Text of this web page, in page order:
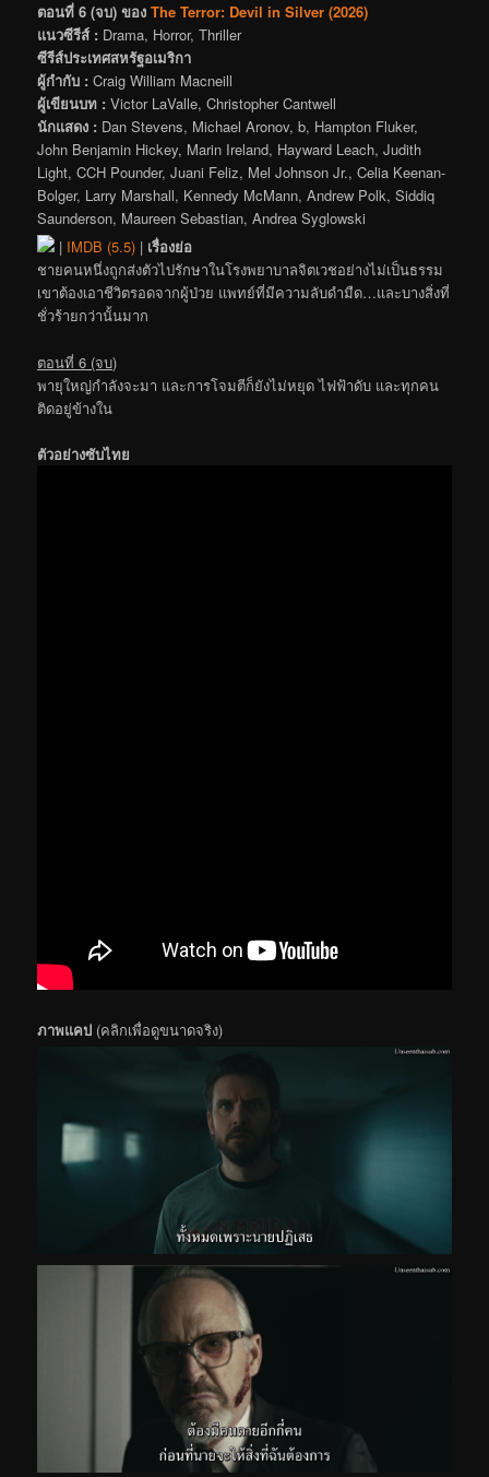
ตอนที่ 6 (จบ) ของ The Terror: Devil in Silver (2026)
แนวซีรีส์ : Drama, Horror, Thriller
ซีรีส์ประเทศสหรัฐอเมริกา
ผู้กำกับ : Craig William Macneill
ผู้เขียนบท : Victor LaValle, Christopher Cantwell
นักแสดง : Dan Stevens, Michael Aronov, b, Hampton Fluker,
John Benjamin Hickey, Marin Ireland, Hayward Leach, Judith
Light, CCH Pounder, Juani Feliz, Mel Johnson Jr., Celia Keenan-
Bolger, Larry Marshall, Kennedy McMann, Andrew Polk, Siddiq
Saunderson, Maureen Sebastian, Andrea Syglowski
| IMDB (5.5) | เรื่องย่อ
ชายคนหนึ่งถูกส่งตัวไปรักษาในโรงพยาบาลจิตเวชอย่างไม่เป็นธรรม
เขาต้องเอาชีวิตรอดจากผู้ป่วย แพทย์ที่มีความลับดำมืด…และบางสิ่งที่
ชั่วร้ายกว่านั้นมาก
ตอนที่ 6 (จบ)
พายุใหญ่กำลังจะมา และการโจมตีก็ยังไม่หยุด ไฟฟ้าดับ และทุกคน
ติดอยู่ข้างใน
ตัวอย่างซับไทย
ภาพแคป (คลิกเพื่อดูขนาดจริง)